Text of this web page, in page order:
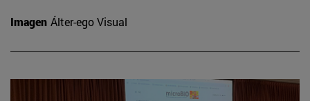
Imagen Álter-ego Visual